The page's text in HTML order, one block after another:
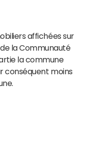
affichées sur
la Communauté
la commune
conséquent moins